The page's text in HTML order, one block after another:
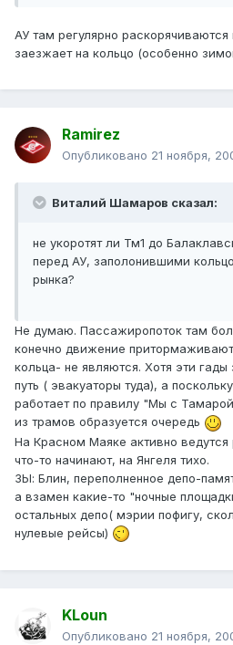
АУ там регулярно
заезжает на кольцо (особенно
Ramirez
Опубликовано 21 ноября,
Виталий Шамаров сказал:
не укоротят ли Тм1 до
перед АУ, заполонившими
рынка?
Не думаю. Пассажиропоток там
конечно движение
кольца- не являются. Хотя эти
путь ( эвакуаторы туда), а
работает по правилу "Мы с
из трамов образуется очередь
На Красном Маяке активно
что-то начинают, на Янгеля тихо.
ЗЫ: Блин, переполненное депо-
а взамен какие-то "ночные
остальных депо( мэрии пофигу,
нулевые рейсы)
KLoun
Опубликовано 21 ноября,